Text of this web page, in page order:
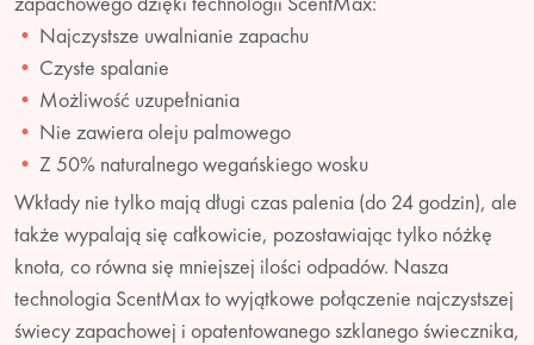
Najczystsze uwalnianie zapachu
Czyste spalanie
Możliwość uzupełniania
Nie zawiera oleju palmowego
Z 50% naturalnego wegańskiego wosku
Wkłady nie tylko mają długi czas palenia (do 24 godzin), ale
także wypalają się całkowicie, pozostawiając tylko nóżkę
knota, co równa się mniejszej ilości odpadów. Nasza
technologia ScentMax to wyjątkowe połączenie najczystszej
świecy zapachowej i opatentowanego szklanego świecznika,